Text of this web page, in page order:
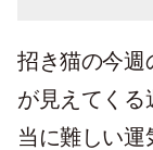
招き猫の今週
が見えてくる
当に難しい